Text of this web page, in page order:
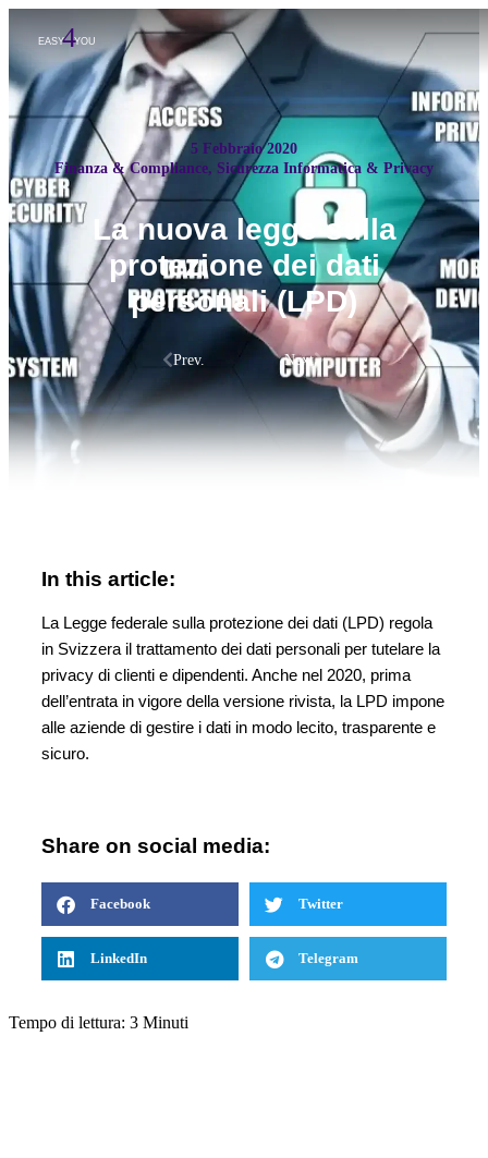
5 Febbraio 2020
Finanza & Compliance, Sicurezza Informatica & Privacy
La nuova legge sulla
protezione dei dati
personali (LPD)
Prev. Next
Tempo di lettura: 3 Minuti
In this article:
La Legge federale sulla protezione dei dati (LPD) regola
in Svizzera il trattamento dei dati personali per tutelare la
privacy di clienti e dipendenti. Anche nel 2020, prima
dell’entrata in vigore della versione rivista, la LPD impone
alle aziende di gestire i dati in modo lecito, trasparente e
sicuro.
Share on social media:
Facebook Twitter
LinkedIn Telegram